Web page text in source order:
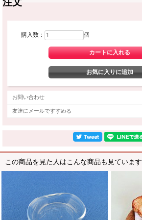
購入数： 個
お問い合わせ
友達にメールですすめる
この商品を見た人はこんな商品も見ています